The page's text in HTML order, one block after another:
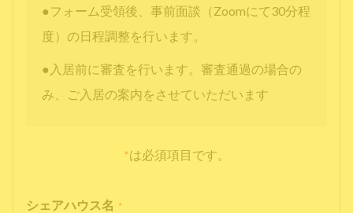
●フォーム受領後、事前面談（Zoomにて30分程
度）の日程調整を行います。
●入居前に審査を行います。審査通過の場合の
み、ご入居の案内をさせていただいます
*は必須項目です。
シェアハウス名 *